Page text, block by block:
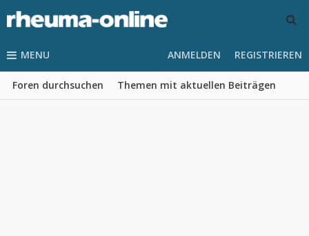
MENU
Foren durchsuchen Themen mit aktuellen Beiträgen
ANMELDEN REGISTRIEREN